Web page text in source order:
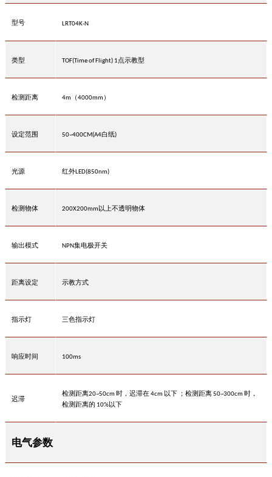
型号 LRT04K-N
类型 TOF(Time of Flight) 1点示教型
检测距离 4m （4000mm）
设定范围 50~400CM(A4白纸)
光源 红外LED(850nm)
检测物体 200X200mm以上不透明物体
输出模式 NPN集电极开关
距离设定 示教方式
指示灯 三色指示灯
响应时间 100ms
迟滞
检测距离20~50cm 时，迟滞在4cm 以下 ；检测距离50~300cm 时，
检测距离的 10%以下
电气参数